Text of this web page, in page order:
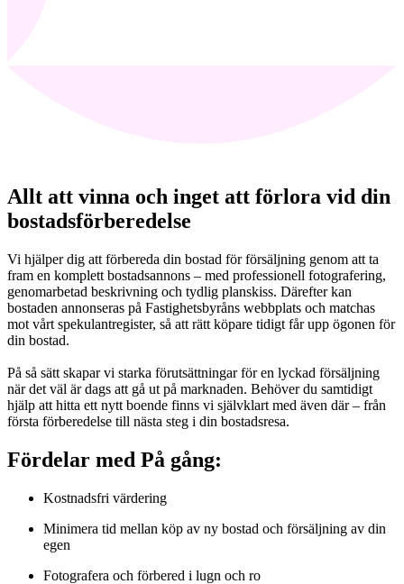
Allt att vinna och inget att förlora vid din
bostadsförberedelse
Vi hjälper dig att förbereda din bostad för försäljning genom att ta
fram en komplett bostadsannons – med professionell fotografering,
genomarbetad beskrivning och tydlig planskiss. Därefter kan
bostaden annonseras på Fastighetsbyråns webbplats och matchas
mot vårt spekulantregister, så att rätt köpare tidigt får upp ögonen för
din bostad.
På så sätt skapar vi starka förutsättningar för en lyckad försäljning
när det väl är dags att gå ut på marknaden. Behöver du samtidigt
hjälp att hitta ett nytt boende finns vi självklart med även där – från
första förberedelse till nästa steg i din bostadsresa.
Fördelar med På gång:
Kostnadsfri värdering
Minimera tid mellan köp av ny bostad och försäljning av din
egen
Fotografera och förbered i lugn och ro